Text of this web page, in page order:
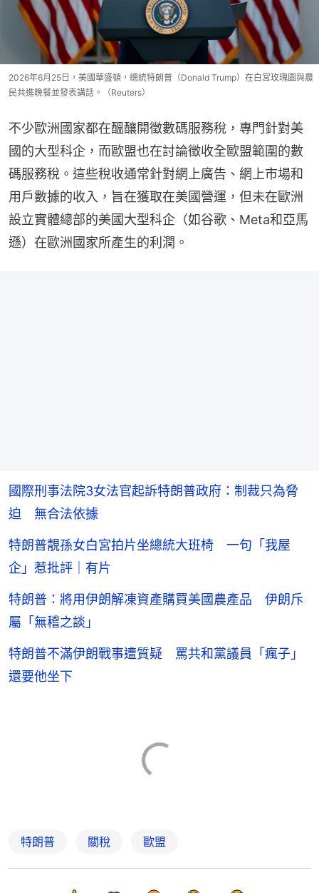
2026年6月25日，美國華盛頓，總統特朗普（Donald Trump）在白宮玫瑰園與農
民共進晚餐並發表講話。（Reuters）
不少歐洲國家都在醞釀開徵數碼服務稅，專門針對美
國的大型科企，而歐盟也在討論徵收全歐盟範圍的數
碼服務稅。這些稅收通常針對網上廣告、網上市場和
用戶數據的收入，旨在獲取在美國營運，但未在歐洲
設立實體總部的美國大型科企（如谷歌、Meta和亞馬
遜）在歐洲國家所產生的利潤。
國際刑事法院3女法官起訴特朗普政府：制裁只為脅
迫 無合法依據
特朗普靚孫女白宮拍片坐總統大班椅 一句「我屋
企」惹批評｜有片
特朗普：將用伊朗解凍資產購買美國農產品 伊朗斥
屬「無稽之談」
特朗普不滿伊朗戰事遭質疑 罵共和黨議員「瘋子」
還要他坐下
特朗普 關稅 歐盟